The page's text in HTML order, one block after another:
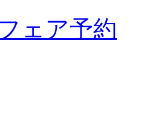
ェア予約